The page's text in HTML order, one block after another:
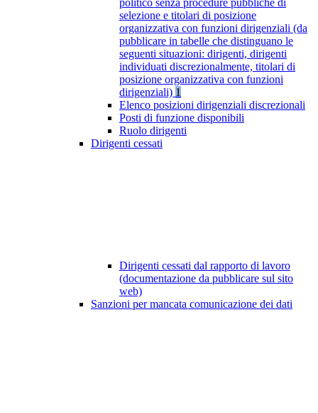
politico senza procedure pubbliche di
selezione e titolari di posizione
organizzativa con funzioni dirigenziali (da
pubblicare in tabelle che distinguano le
seguenti situazioni: dirigenti, dirigenti
individuati discrezionalmente, titolari di
posizione organizzativa con funzioni
dirigenziali) 1
Elenco posizioni dirigenziali discrezionali
Posti di funzione disponibili
Ruolo dirigenti
Dirigenti cessati
Dirigenti cessati dal rapporto di lavoro
(documentazione da pubblicare sul sito
web)
Sanzioni per mancata comunicazione dei dati